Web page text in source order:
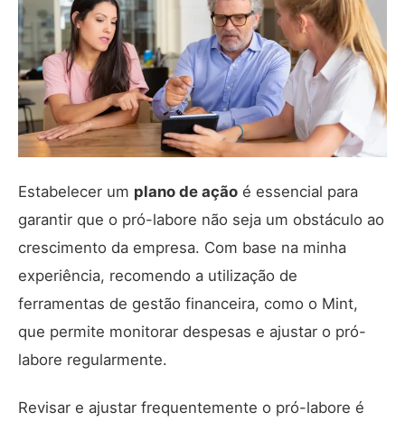
Estabelecer um plano de ação é essencial para
garantir que o pró-labore não seja um obstáculo ao
crescimento da empresa. Com base na minha
experiência, recomendo a utilização de
ferramentas de gestão financeira, como o Mint,
que permite monitorar despesas e ajustar o pró-
labore regularmente.
Revisar e ajustar frequentemente o pró-labore é